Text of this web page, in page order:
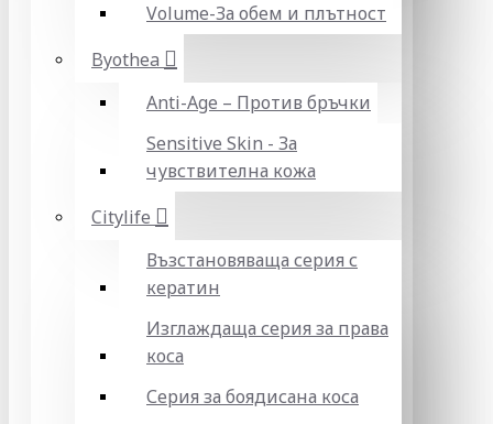
Volume-За обем и плътност
Byothea
Anti-Age – Против бръчки
Sensitive Skin - За
чувствителна кожа
Citylife
Възстановяваща серия с
кератин
Изглаждаща серия за права
коса
Серия за боядисана коса